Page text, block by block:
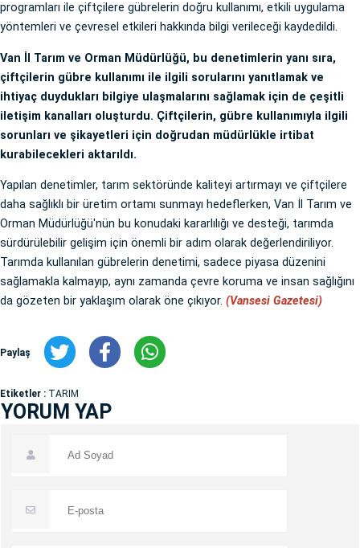
programları ile çiftçilere gübrelerin doğru kullanımı, etkili uygulama
yöntemleri ve çevresel etkileri hakkında bilgi verileceği kaydedildi.
Van İl Tarım ve Orman Müdürlüğü, bu denetimlerin yanı sıra,
çiftçilerin gübre kullanımı ile ilgili sorularını yanıtlamak ve
ihtiyaç duydukları bilgiye ulaşmalarını sağlamak için de çeşitli
iletişim kanalları oluşturdu. Çiftçilerin, gübre kullanımıyla ilgili
sorunları ve şikayetleri için doğrudan müdürlükle irtibat
kurabilecekleri aktarıldı.
Yapılan denetimler, tarım sektöründe kaliteyi artırmayı ve çiftçilere
daha sağlıklı bir üretim ortamı sunmayı hedeflerken, Van İl Tarım ve
Orman Müdürlüğü'nün bu konudaki kararlılığı ve desteği, tarımda
sürdürülebilir gelişim için önemli bir adım olarak değerlendiriliyor.
Tarımda kullanılan gübrelerin denetimi, sadece piyasa düzenini
sağlamakla kalmayıp, aynı zamanda çevre koruma ve insan sağlığını
da gözeten bir yaklaşım olarak öne çıkıyor. (Vansesi Gazetesi)
Paylaş
Etiketler : TARIM
YORUM YAP